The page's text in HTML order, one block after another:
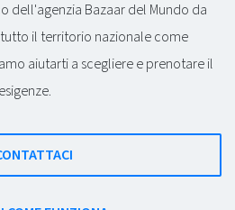
dell'agenzia Bazaar del Mundo da
il territorio nazionale come
aiutarti a scegliere e prenotare il